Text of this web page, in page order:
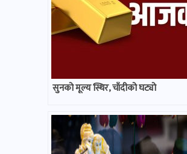
सुनको मूल्य स्थिर, चाँदीको घट्यो